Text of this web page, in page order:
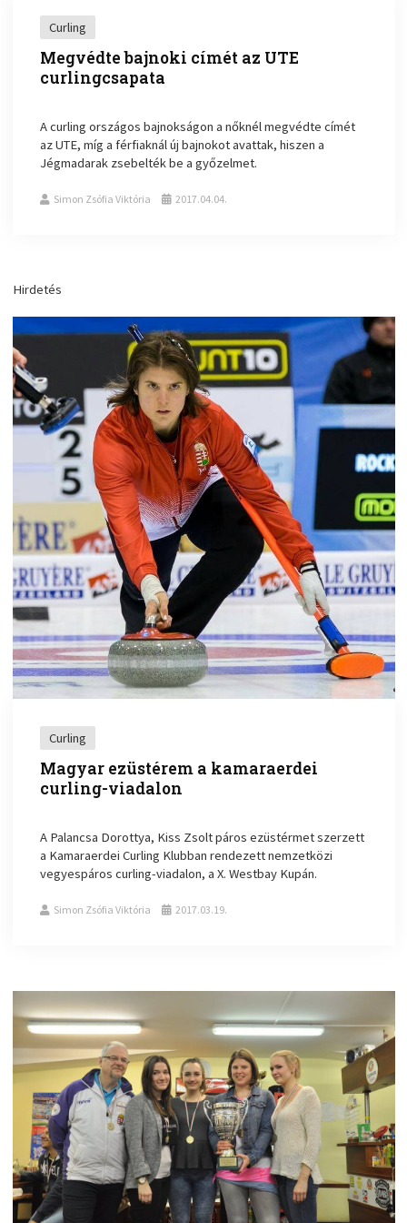
Curling
Megvédte bajnoki címét az UTE
curlingcsapata
A curling országos bajnokságon a nőknél megvédte címét
az UTE, míg a férfiaknál új bajnokot avattak, hiszen a
Jégmadarak zsebelték be a győzelmet.
Simon Zsófia Viktória 2017.04.04.
Hirdetés
Curling
Magyar ezüstérem a kamaraerdei
curling-viadalon
A Palancsa Dorottya, Kiss Zsolt páros ezüstérmet szerzett
a Kamaraerdei Curling Klubban rendezett nemzetközi
vegyespáros curling-viadalon, a X. Westbay Kupán.
Simon Zsófia Viktória 2017.03.19.